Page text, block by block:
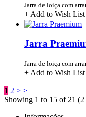
Jarra de loiça com
+ Add to Wish List
Jarra
Jarra de loiça com
+ Add to Wish List
1 2 > >|
Showing 1 to 15 of 21 (2